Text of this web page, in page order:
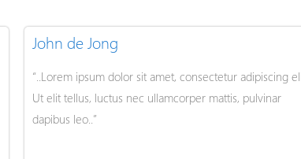
John de Jong
“..Lorem ipsum dolor sit amet, consectetur adipiscing
Ut elit tellus, luctus nec ullamcorper mattis, pulvinar
dapibus leo..”